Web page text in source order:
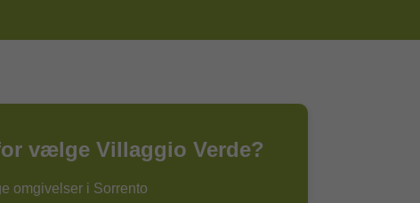
vælge Villaggio Verde?
omgivelser i Sorrento